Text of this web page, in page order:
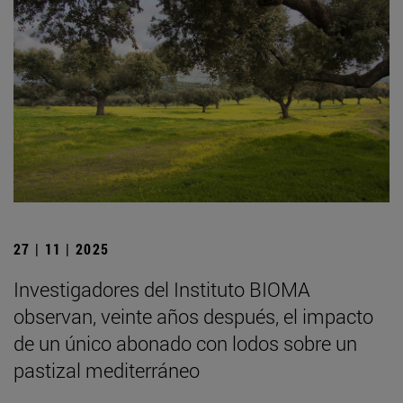
27 | 11 | 2025
Investigadores del Instituto BIOMA
observan, veinte años después, el impacto
de un único abonado con lodos sobre un
pastizal mediterráneo